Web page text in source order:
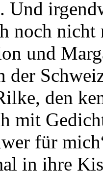
Und
noch
und
der
den
mit
für
in ihre